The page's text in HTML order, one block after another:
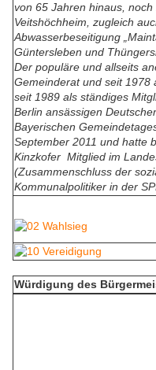
von 65 Jahren hinaus,
Veitshöchheim, zugleich
Abwasserbeseitigung
Güntersleben und
Der populäre und allseits
Gemeinderat und seit 1978
seit 1989 als ständiges
Berlin ansässigen
Bayerischen
September 2011 und hatte
Kinzkofer Mitglied im
(Zusammenschluss der
Kommunalpolitiker in der
Würdigung des